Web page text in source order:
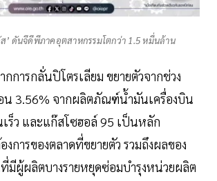
’ ดันจีดีพีภาคอุตสาหกรรมโตกว่า 1.5 หมื่นล้าน
การกลั่นปิโตรเลียม ขยายตัวจากช่วง
น 3.56% จากผลิตภัณฑ์น้ำมันเครื่องบิน
ร็ว และแก๊สโซฮอล์ 95 เป็นหลัก
งการของตลาดที่ขยายตัว รวมถึงผลของ
มีผู้ผลิตบางรายหยุดซ่อมบำรุงหน่วยผลิต